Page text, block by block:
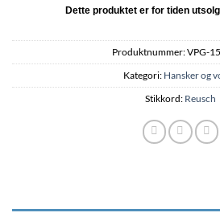
Dette produktet er for tiden
Produktnummer:VPG-
Kategori: Hansker og
Stikkord: Reusch